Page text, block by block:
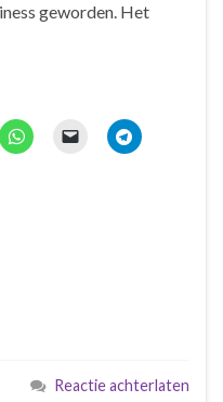
geworden. Het
Reactie achterlaten